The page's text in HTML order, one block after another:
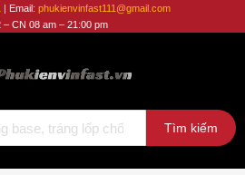
| Email: phukienvinfast111@gmail.com
CN 08 am – 21:00 pm